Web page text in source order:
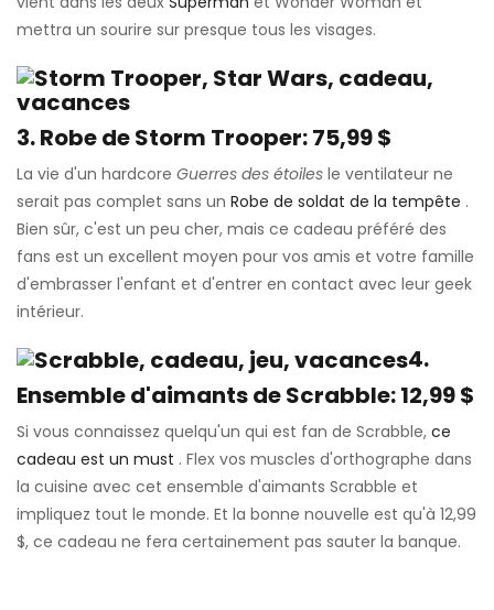
mettra un sourire sur presque tous les visages.
3. Robe de Storm Trooper: 75,99 $
La vie d'un hardcore Guerres des étoiles le ventilateur ne
serait pas complet sans un Robe de soldat de la tempête .
Bien sûr, c'est un peu cher, mais ce cadeau préféré des
fans est un excellent moyen pour vos amis et votre famille
d'embrasser l'enfant et d'entrer en contact avec leur geek
intérieur.
4.
Ensemble d'aimants de Scrabble: 12,99 $
Si vous connaissez quelqu'un qui est fan de Scrabble, ce
cadeau est un must . Flex vos muscles d'orthographe dans
la cuisine avec cet ensemble d'aimants Scrabble et
impliquez tout le monde. Et la bonne nouvelle est qu'à 12,99
$, ce cadeau ne fera certainement pas sauter la banque.